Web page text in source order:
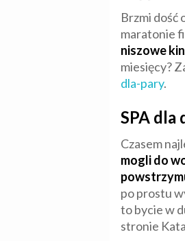
Brzmi dość
maratonie
niszowe
miesięcy?
dla-pary.
SPA dla
Czasem
mogli do
po prostu
to bycie w
stronie